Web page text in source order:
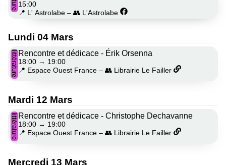
15:00
📍 L' Astrolabe – 👥 L'Astrolabe
Lundi 04 Mars
littératureRencontre et dédicace - Érik Orsenna
18:00 → 19:00
📍 Espace Ouest France – 👥 Librairie Le Failler
Mardi 12 Mars
littératureRencontre et dédicace - Christophe Dechavanne
18:00 → 19:00
📍 Espace Ouest France – 👥 Librairie Le Failler
Mercredi 13 Mars